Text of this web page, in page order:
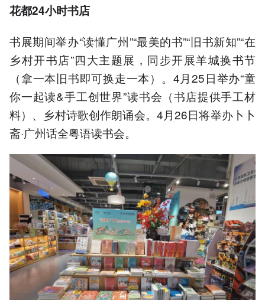
花都24小时书店
书展期间举办“读懂广州”“最美的书”“旧书新知”“在
乡村开书店”四大主题展，同步开展羊城换书节
（拿一本旧书即可换走一本）。4月25日举办“童
你一起读&手工创世界”读书会（书店提供手工材
料）、乡村诗歌创作朗诵会。4月26日将举办卜卜
斋·广州话全粤语读书会。